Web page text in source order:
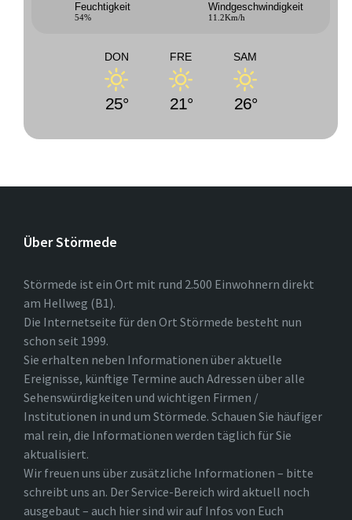
Feuchtigkeit
54%
Windgeschwindigkeit
11.2Km/h
DON
25°
FRE
21°
SAM
26°
Über Störmede
Störmede ist ein Ort mit rund 2.500 Einwohnern direkt
am Hellweg (B1).
Die Internetseite für den Ort Störmede besteht nun
schon seit 1999.
Sie erhalten neben Informationen über aktuelle
Ereignisse, künftige Termine auch Adressen über alle
Sehenswürdigkeiten und wichtigen Firmen /
Institutionen in und um Störmede. Schauen Sie häufiger
mal rein, die Informationen werden täglich für Sie
aktualisiert.
Wir freuen uns über zusätzliche Informationen – bitte
schreibt uns an. Der Service-Bereich wird aktuell noch
ausgebaut – auch hier sind wir auf Infos von Euch